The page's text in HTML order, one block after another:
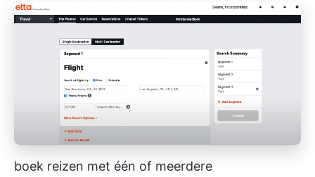
boek reizen met één of meerdere